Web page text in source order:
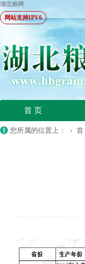
湖北粮网
网站支持IPV6
首 页
您所属的位置上： › 首